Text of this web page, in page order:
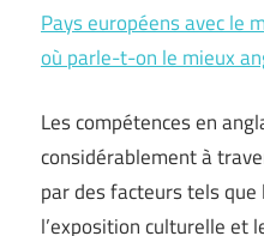
Pays européens avec le
où parle-t-on le mieux
Les compétences en
considérablement à
par des facteurs tels
l’exposition culturelle et